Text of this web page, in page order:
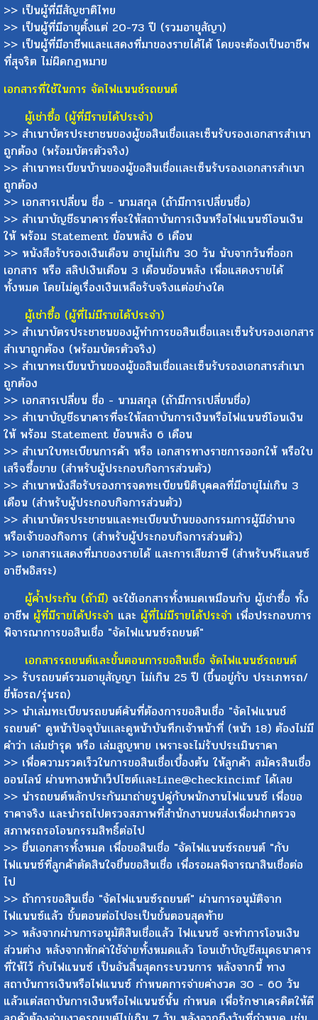
>> เป็นผู้ที่มีสัญชาติไทย
>> เป็นผู้ที่มีอายุตั้งแต่ 20-73 ปี (รวมอายุสัญา)
>> เป็นผู้ที่มีอาชีพและแสดงที่มาของรายได้ได้ โดยจะต้องเป็นอาชีพ
ที่สุจริต ไม่ผิดกฏหมาย
เอกสารที่ใช้ในการ จัดไฟแนนช์รถยนต์
ผู้เช่าซื้อ (ผู้ที่มีรายได้ประจำ)
>> สำเนาบัตรประชาชนของผู้ขอสินเชื่อเเละเซ็นรับรองเอกสารสำเนา
ถูกต้อง (พร้อมบัตรตัวจริง)
>> สำเนาทะเบียนบ้านของผู้ขอสินเชื่อเเละเซ็นรับรองเอกสารสำเนา
ถูกต้อง
>> เอกสารเปลี่ยน ชื่อ - นามสกุล (ถ้ามีการเปลี่ยนชื่อ)
>> สำเนาบัญชีธนาคารที่จะให้สถาบันการเงินหรือไฟแนนซ์โอนเงิน
ให้ พร้อม Statement ย้อนหลัง 6 เดือน
>> หนังสือรับรองเงินเดือน อายุไม่เกิน 30 วัน นับจากวันที่ออก
เอกสาร หรือ สลิปเงินเดือน 3 เดือนย้อนหลัง เพื่อแสดงรายได้
ทั้งหมด โดยไม่ดูเรื่องเงินเหลือรับจริงแต่อย่างใด
ผู้เช่าซื้อ (ผู้ที่ไม่มีรายได้ประจำ)
>> สำเนาบัตรประชาชนของผู้ทำการขอสินเชื่อเเละเซ็นรับรองเอกสาร
สำเนาถูกต้อง (พร้อมบัตรตัวจริง)
>> สำเนาทะเบียนบ้านของผู้ขอสินเชื่อเเละเซ็นรับรองเอกสารสำเนา
ถูกต้อง
>> เอกสารเปลี่ยน ชื่อ - นามสกุล (ถ้ามีการเปลี่ยนชื่อ)
>> สำเนาบัญชีธนาคารที่จะให้สถาบันการเงินหรือไฟแนนซ์โอนเงิน
ให้ พร้อม Statement ย้อนหลัง 6 เดือน
>> สำเนาใบทะเบียนการค้า หรือ เอกสารทางราชการออกให้ หรือใบ
เสร็จซื้อขาย (สำหรับผู้ประกอบกิจการส่วนตัว)
>> สำเนาหนังสือรับรองการจดทะเบียนนิติบุคคลที่มีอายุไม่เกิน 3
เดือน (สำหรับผู้ประกอบกิจการส่วนตัว)
>> สำเนาบัตรประชาชนและทะเบียนบ้านของกรรมการผู้มีอำนาจ
หรือเจ้าของกิจการ (สำหรับผู้ประกอบกิจการส่วนตัว)
>> เอกสารแสดงที่มาของรายได้ และการเสียภาษี (สำหรับฟรีแลนซ์
อาชีพอิสระ)
ผู้ค้ำประกัน (ถ้ามี) จะใช้เอกสารทั้งหมดเหมือนกับ ผู้เช่าซื้อ ทั้ง
อาชีพ ผู้ที่มีรายได้ประจำ และ ผู้ที่ไม่มีรายได้ประจำ เพื่อประกอบการ
พิจารณาการขอสินเชื่อ "จัดไฟแนนซ์รถยนต์"
เอกสารรถยนต์และขั้นตอนการขอสินเชื่อ จัดไฟแนนซ์รถยนต์
>> รับรถยนต์รวมอายุสัญญา ไม่เกิน 25 ปี (ขึ้นอยู่กับ ประเภทรถ/
ยี่ห้อรถ/รุ่นรถ)
>> นำเล่มทะเบียนรถยนต์คันที่ต้องการขอสินเชื่อ "จัดไฟแนนช์
รถยนต์" ดูหน้าปัจจุบันเเละดูหน้าบันทึกเจ้าหน้าที่ (หน้า 18) ต้องไม่มี
คำว่า เล่มชำรุด หรือ เล่มสูญหาย เพราะจะไม่รับประเมินราคา
>> เพื่อความรวดเร็วในการขอสินเชื่อเบื้องต้น ให้ลูกค้า สมัครสินเชื่อ
ออนไลน์ ผ่านทางหน้าเว็ปไซต์เเละLine@checkincimf ได้เลย
>> นำรถยนต์หลักประกันมาถ่ายรูปคู่กับพนักงานไฟแนนซ์ เพื่อขอ
ราคาจริง และนำรถไปตรวจสภาพที่สำนักงานขนส่งเพื่อฝากตรวจ
สภาพรถรอโอนกรรมสิทธิ์ต่อไป
>> ยื่นเอกสารทั้งหมด เพื่อขอสินเชื่อ "จัดไฟแนนซ์รถยนต์ "กับ
ไฟแนนซ์ที่ลูกค้าตัดสินใจยื่นขอสินเชื่อ เพื่อรอผลพิจารณาสินเชื่อต่อ
ไป
>> ถ้าการขอสินเชื่อ "จัดไฟแนนซ์รถยนต์" ผ่านการอนุมัติจาก
ไฟแนนซ์แล้ว ขั้นตอนต่อไปจะเป็นขั้นตอนสุดท้าย
>> หลังจากผ่านการอนุมัติสินเชื่อแล้ว ไฟแนนซ์ จะทำการโอนเงิน
ส่วนต่าง หลังจากหักค่าใช้จ่ายทั้งหมดแล้ว โอนเข้าบัญชีสมุดธนาคาร
ที่ให้ไว้ กับไฟแนนซ์ เป็นอันสิ้นสุดกระบวนการ หลังจากนี้ ทาง
สถาบันการเงินหรือไฟแนนซ์ กำหนดการจ่ายค่างวด 30 - 60 วัน
แล้วแต่สถาบันการเงินหรือไฟแนนซ์นั้น กำหนด เพื่อรักษาเครดิตให้ดี